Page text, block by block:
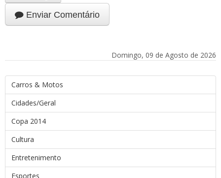
Enviar Comentário
Domingo, 09 de Agosto de 2026
Carros & Motos
Cidades/Geral
Copa 2014
Cultura
Entretenimento
Esportes